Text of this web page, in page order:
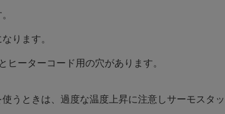
ります。
ーターコード用の穴があります。
うときは、過度な温度上昇に注意しサーモスタ